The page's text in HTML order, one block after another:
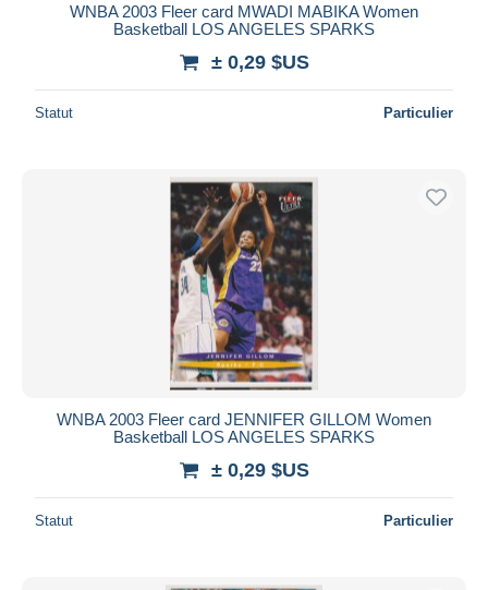
WNBA 2003 Fleer card MWADI MABIKA Women
Basketball LOS ANGELES SPARKS
± 0,29 $US
Statut Particulier
WNBA 2003 Fleer card JENNIFER GILLOM Women
Basketball LOS ANGELES SPARKS
± 0,29 $US
Statut Particulier